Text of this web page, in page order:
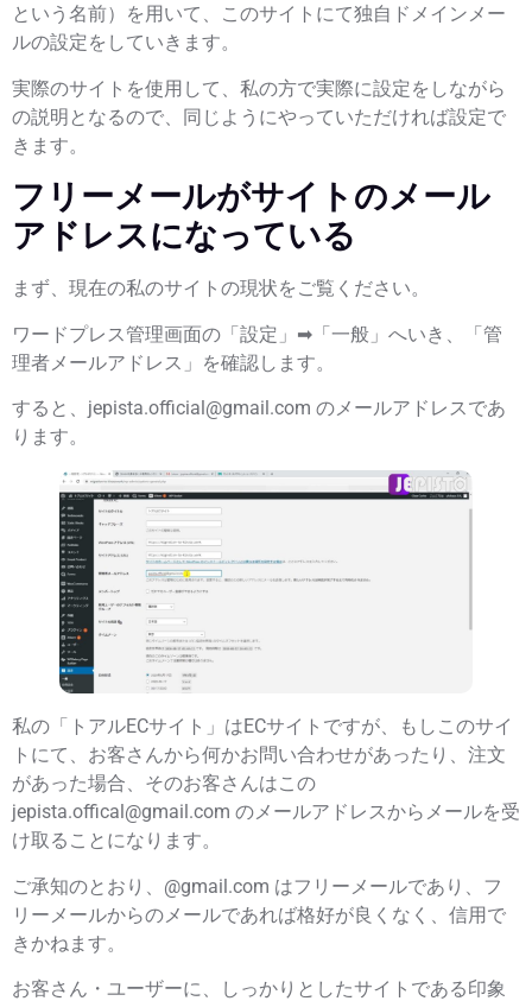
という名前）を用いて、このサイトにて独自ドメインメー
ルの設定をしていきます。
実際のサイトを使用して、私の方で実際に設定をしながら
の説明となるので、同じようにやっていただければ設定で
きます。
フリーメールがサイトのメール
アドレスになっている
まず、現在の私のサイトの現状をご覧ください。
ワードプレス管理画面の「設定」➡「一般」へいき、「管
理者メールアドレス」を確認します。
すると、jepista.official@gmail.com のメールアドレスであ
ります。
私の「トアルECサイト」はECサイトですが、もしこのサイ
トにて、お客さんから何かお問い合わせがあったり、注文
があった場合、そのお客さんはこの
jepista.offical @gmail.com のメールアドレスからメールを受
け取ることになります。
ご承知のとおり、@gmail.com はフリーメールであり、フ
リーメールからのメールであれば格好が良くなく、信用で
きかねます。
お客さん・ユーザーに、しっかりとしたサイトである印象